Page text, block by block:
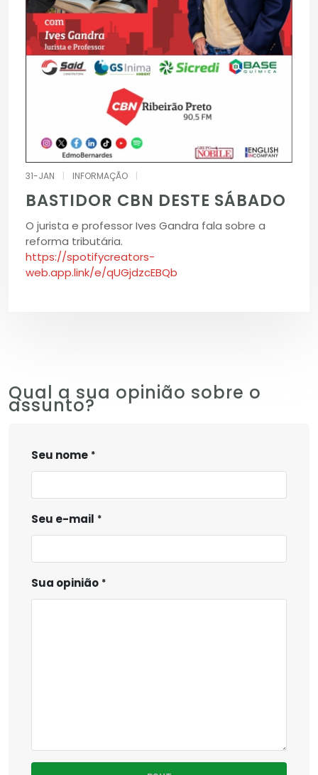
31-JAN INFORMAÇÃO
BASTIDOR CBN DESTE SÁBADO
O jurista e professor Ives Gandra fala sobre a
reforma tributária.
https://spotifycreators-
web.app.link/e/qUGjdzcEBQb
Qual a sua opinião sobre o
assunto?
Seu nome
Seu e-mail
Sua opinião